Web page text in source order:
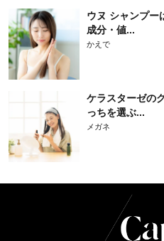
ウヌ シャンプー
成分・値...
かえで
ケラスターゼの
っちを選ぶ...
メガネ